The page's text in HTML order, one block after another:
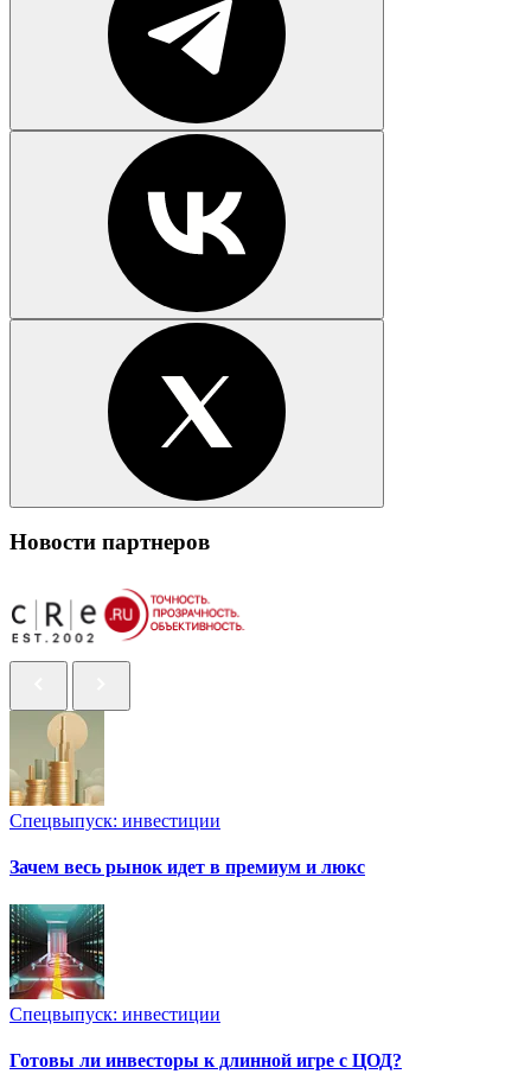
Новости партнеров
Спецвыпуск: инвестиции
Зачем весь рынок идет в премиум и люкс
Спецвыпуск: инвестиции
Готовы ли инвесторы к длинной игре с ЦОД?